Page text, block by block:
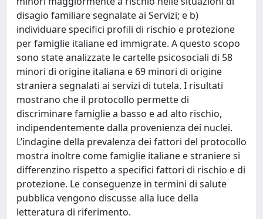
disagio familiare segnalate ai Servizi; e b)
individuare specifici profili di rischio e protezione
per famiglie italiane ed immigrate. A questo scopo
sono state analizzate le cartelle psicosociali di 58
minori di origine italiana e 69 minori di origine
straniera segnalati ai servizi di tutela. I risultati
mostrano che il protocollo permette di
discriminare famiglie a basso e ad alto rischio,
indipendentemente dalla provenienza dei nuclei.
L’indagine della prevalenza dei fattori del protocollo
mostra inoltre come famiglie italiane e straniere si
differenzino rispetto a specifici fattori di rischio e di
protezione. Le conseguenze in termini di salute
pubblica vengono discusse alla luce della
letteratura di riferimento.